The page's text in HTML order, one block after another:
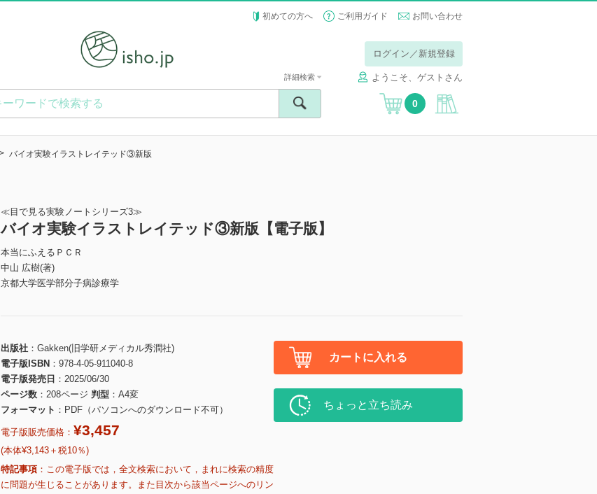
初めての方へ ご利用ガイド お問い合わせ
ログイン／新規登録
ようこそ、ゲストさん
詳細検索
0
バイオ実験イラストレイテッド③新版
≪目で見る実験ノートシリーズ3≫
バイオ実験イラストレイテッド③新版【電子版】
本当にふえるＰＣＲ
中山 広樹(著)
京都大学医学部分子病診療学
出版社
Gakken(旧学研メディカル秀潤社)
電子版ISBN
978-4-05-911040-8
電子版発売日
2025/06/30
ページ数
208ページ 判型
A4変
フォーマット
PDF（パソコンへのダウンロード不可）
電子版販売価格： ¥3,457
(本体¥3,143＋税10％)
特記事項
この電子版では，全文検索において，まれに検索の精度
に問題が生じることがあります。また目次から該当ページへのリン
カートに入れる
ちょっと立ち読み